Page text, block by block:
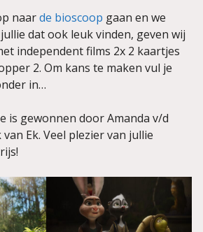
naarde bioscoop gaan en we
dat ook leuk vinden, geven wij
independent films 2x 2 kaartjes
2. Om kans te maken vul je
in…
is gewonnen door Amanda v/d
Ek. Veel plezier van jullie